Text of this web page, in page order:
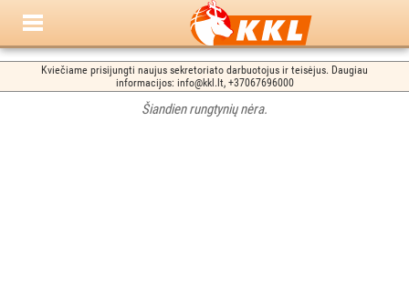
Kviečiame prisijungti naujus sekretoriato darbuotojus ir teisėjus. Daugiau
informacijos: info@kkl.lt, +37067696000
Šiandien rungtynių nėra.